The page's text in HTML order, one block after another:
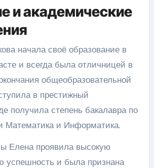
и академические
начала своё образование в
и всегда была отличницей в
общеобразовательной
в престижный
получила степень бакалавра по
Математика и Информатика.
Елена проявила высокую
успешность и была признана